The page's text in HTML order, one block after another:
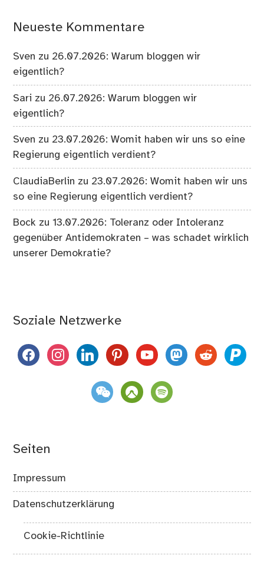
Neueste Kommentare
Sven zu 26.07.2026: Warum bloggen wir
eigentlich?
Sari zu 26.07.2026: Warum bloggen wir
eigentlich?
Sven zu 23.07.2026: Womit haben wir uns so eine
Regierung eigentlich verdient?
ClaudiaBerlin zu 23.07.2026: Womit haben wir uns
so eine Regierung eigentlich verdient?
Bock zu13.07.2026: Toleranz oder Intoleranz
gegenüber Antidemokraten – was schadet wirklich
unserer Demokratie?
Soziale Netzwerke
facebookinstagramlinkedinpinterestyoutubemastodon
reddit paypal
weixin komootspotify
Seiten
Impressum
Datenschutzerklärung
Cookie-Richtlinie